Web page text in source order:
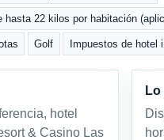
hasta 22 kilos por habitación
Golf Impuestos de hotel
hotel
& Casino Las